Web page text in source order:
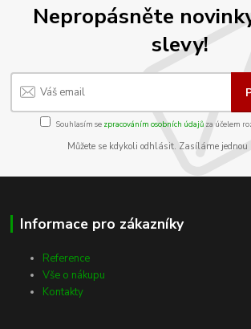
Nepropásněte
slevy!
Souhlasím se zpracováním osobních údajůza účelem
Můžete se kdykoli odhlásit. Zasíláme
Informace pro zákazníky
Reference
Vše o nákupu
Kontakty